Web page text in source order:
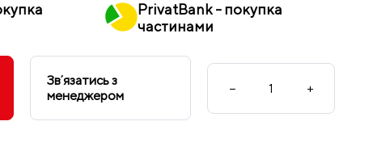
PrivatBank - покупка
частинами
Звʼязатись з
менеджером
− +